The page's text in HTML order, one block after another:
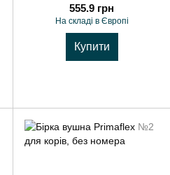
555.9 грн
На складі в Європі
Купити